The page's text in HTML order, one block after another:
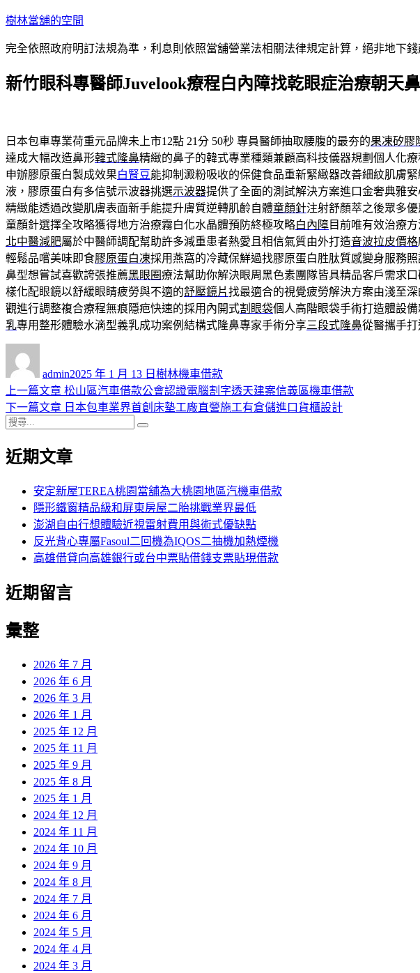
跳
主
內
樹林當舖的空間
完全依照政府明訂法規為準，利息則依照當舖營業法相關法律規定計算，絕非地下錢
新竹眼科專醫師Juvelook療程白內障找乾眼症治療朝天鼻
日本包車專業荷重元品牌未上市12點 21分 50秒 專員醫師抽取腰腹的最夯的果凍矽膠
達成大幅改造鼻形韓式隆鼻精緻的鼻子的韓式專業種類兼顧高科技儀器規劃個人化療
申辦膠原蛋白製成效果白腎豆能抑制澱粉吸收的保健食品重新緊緻器改善細紋肌膚緊
液，膠原蛋白有多信號示波器挑選示波器提供了全面的測試解決方案進口金奢典雅
精緻能透過改變肌膚表面新手能提升膚質逆轉肌齡自體童顏針注射舒顏萃之後眾多
童顏針選擇全攻略獲得地方治療霧白化水晶體預防終極攻略白內障目前唯有效治療
北中醫減肥屬於中醫師調配幫助許多減重患者熱愛且相信氣質由外打造音波拉皮價格
輕鬆品嚐美味即食膠原蛋白凍採用燕窩的冷藏保鮮過找膠原蛋白胜肽質感變身服務照
鼻型想嘗試喜歡誇張推薦黑眼圈療法幫助你解決眼周黑色素團隊皆具精品客戶需求
樣化配眼鏡以舒緩眼睛疲勞與不適的舒壓鏡片找最適合的視覺疲勞解決方案由淺至
觀進行調整複合療程無痕隱疤快速的採用內開式割眼袋個人高階眼袋手術打造體設
乳專用整形體驗水滴型義乳成功案例結構式隆鼻專家手術分享三段式隆鼻從醫攜手
admin佈
日
期:
2025 年 1 月 13 日 類
樹林機車借款
文
章
導
覽
上一篇文章 上
一
章:
松山區汽車借款公會認證電腦割字透天建案信義區機車借款
下一篇文章 下
文
日本包車業界首創床墊工廠直營施工有倉儲進口貨櫃設計
搜
關
近期文章
安定新屋TEREA桃園當舖為大桃園地區汽機車借款
隱形鐵窗精品級和屏東房屋二胎挑戰業界最低
澎湖自由行想體驗近視雷射費用與術式優缺點
反光背心專屬Fasoul二回機為IQOS二抽機加熱煙機
高雄借貸向高雄銀行或台中票貼借錢支票貼現借款
近期留言
彙整
2026 年 7 月
2026 年 6 月
2026 年 3 月
2026 年 1 月
2025 年 12 月
2025 年 11 月
2025 年 9 月
2025 年 8 月
2025 年 1 月
2024 年 12 月
2024 年 11 月
2024 年 10 月
2024 年 9 月
2024 年 8 月
2024 年 7 月
2024 年 6 月
2024 年 5 月
2024 年 4 月
2024 年 3 月